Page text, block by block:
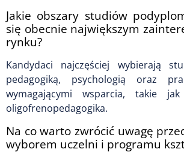
Jakie obszary studiów
się obecnie największym
rynku?
Kandydaci najczęściej wybierają
pedagogiką, psychologią oraz
wymagającymi wsparcia, takie
oligofrenopedagogika.
Na co warto zwrócić uwagę
wyborem uczelni i programu